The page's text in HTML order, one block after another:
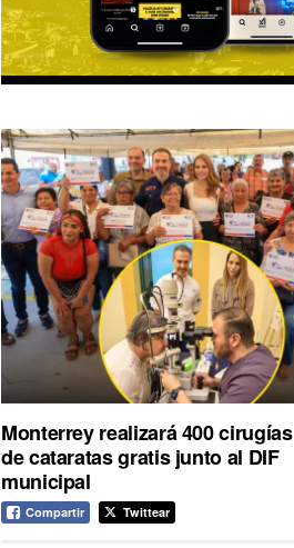
Monterrey realizará 400 cirugías
de cataratas gratis junto al DIF
municipal
Compartir Twittear